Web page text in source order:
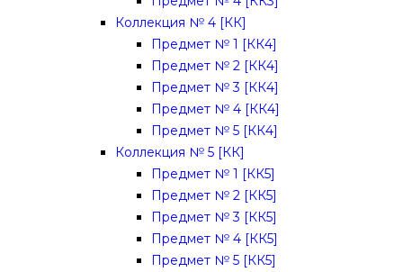
Коллекция № 4 [КК]
Предмет № 1 [КК4]
Предмет № 2 [КК4]
Предмет № 3 [КК4]
Предмет № 4 [КК4]
Предмет № 5 [КК4]
Коллекция № 5 [КК]
Предмет № 1 [КК5]
Предмет № 2 [КК5]
Предмет № 3 [КК5]
Предмет № 4 [КК5]
Предмет № 5 [КК5]